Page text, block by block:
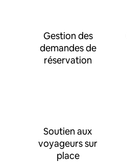
Gestion des
demandes de
réservation
Soutien aux
voyageurs sur
place